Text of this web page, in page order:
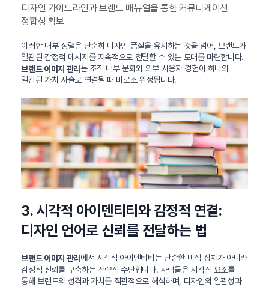
디자인 가이드라인과 브랜드 매뉴얼을 통한 커뮤니케이션
정합성 확보
이러한 내부 정렬은 단순히 디자인 품질을 유지하는 것을 넘어, 브랜드가
일관된 감정적 메시지를 지속적으로 전달할 수 있는 토대를 마련합니다.
브랜드 이미지 관리는 조직 내부 문화와 외부 사용자 경험이 하나의
일관된 가치 사슬로 연결될 때 비로소 완성됩니다.
3. 시각적 아이덴티티와 감정적 연결:
디자인 언어로 신뢰를 전달하는 법
브랜드 이미지 관리 에서 시각적 아이덴티티는 단순한 미적 장치가 아니라
감정적 신뢰를 구축하는 전략적 수단입니다. 사람들은 시각적 요소를
통해 브랜드의 성격과 가치를 직관적으로 해석하며, 디자인의 일관성과